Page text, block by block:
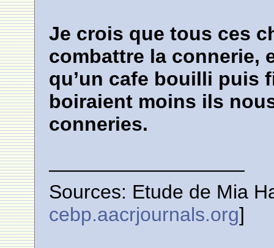
Je crois que tous ces
combattre la connerie,
qu’un cafe bouilli puis
boiraient moins ils
conneries.
——————————
Sources: Etude de Mia
cebp.aacrjournals.org]